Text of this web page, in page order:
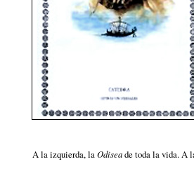
A la izquierda, laOdiseade toda la vida. A